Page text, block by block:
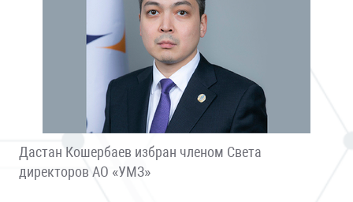
Дастан Кошербаев избран членом Света
директоров АО «УМЗ»